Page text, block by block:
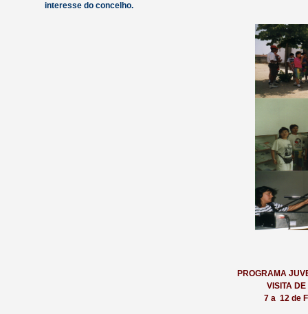
interesse do concelho.
PROGRAMA
VISITA
7 a 12 de